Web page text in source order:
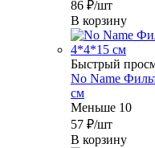
86 ₽/шт
В корзину
Быстрый
No Name
см
Меньше 10
57 ₽/шт
В корзину